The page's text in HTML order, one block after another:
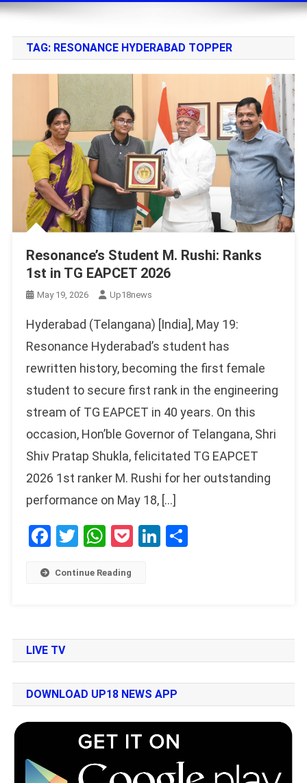
TAG: RESONANCE HYDERABAD TOPPER
Resonance’s Student M. Rushi: Ranks
1st in TG EAPCET 2026
May 19, 2026 Up18news
Hyderabad (Telangana) [India], May 19:
Resonance Hyderabad’s student has
rewritten history, becoming the first female
student to secure first rank in the engineering
stream of TG EAPCET in 40 years. On this
occasion, Hon’ble Governor of Telangana, Shri
Shiv Pratap Shukla, felicitated TG EAPCET
2026 1st ranker M. Rushi for her outstanding
performance on May 18, […]
Facebook
Twitter
WhatsApp
PocketLinkedIn
Share
Continue Reading
LIVE TV
DOWNLOAD UP18 NEWS APP